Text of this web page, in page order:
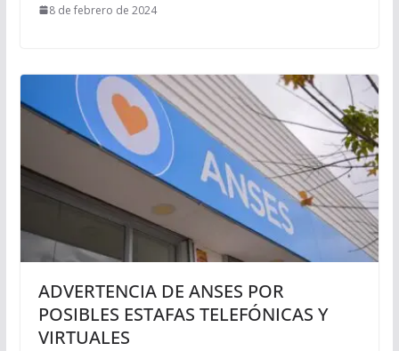
8 de febrero de 2024
ADVERTENCIA DE ANSES POR
POSIBLES ESTAFAS TELEFÓNICAS Y
VIRTUALES